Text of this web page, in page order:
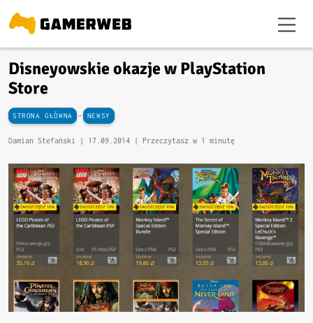
Disneyowskie okazje w PlayStation
Store
STRONA GŁÓWNA - NEWSY
Damian Stefański | 17.09.2014 | Przeczytasz w 1 minutę